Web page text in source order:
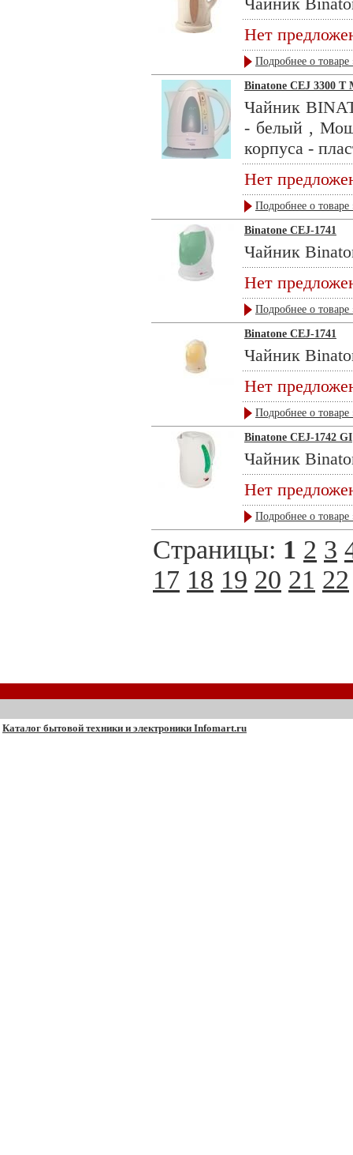
Нет
Подробнее о товаре
Binatone CEJ 3300 T
Чайник
- белый ,
корпуса -
Нет
Подробнее о товаре
Binatone CEJ-1741
Чайник
Нет
Подробнее о товаре
Binatone CEJ-1741
Чайник
Нет
Подробнее о товаре
Binatone CEJ-1742 GI
Чайник
Нет
Подробнее о товаре
Страницы: 1 2 3
17 18 19 20 21 22
Каталог бытовой техники и электроники Infomart.ru